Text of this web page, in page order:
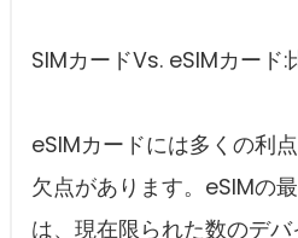
SIMカードVs. eSIMカード:
eSIMカードには多くの利
欠点があります。eSIMの
は、現在限られた数のデ